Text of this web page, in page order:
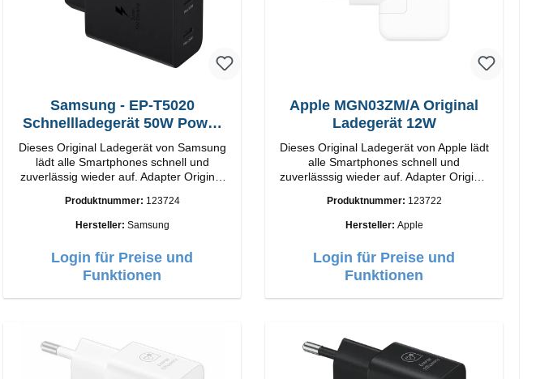
Samsung - EP-T5020
Schnellladegerät 50W Power
Duo
Dieses Original Ladegerät von Samsung
lädt alle Smartphones schnell und
zuverlässig wieder auf. Adapter Original
Anschlüsse: USB-C / USB-C Output:
Schwarz/li>
Produktnummer: 123724
Hersteller: Samsung
Login für Preise und
Funktionen
Apple MGN03ZM/A Original
Ladegerät 12W
Dieses Original Ladegerät von Apple lädt
alle Smartphones schnell und
zuverlässsig wieder auf. Adapter Original
Anschlüsse: USB-A Output: 12W Farbe:
Weiß
Produktnummer: 123722
Hersteller: Apple
Login für Preise und
Funktionen